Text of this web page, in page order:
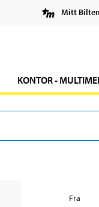
Mitt
KONTOR -
Fra